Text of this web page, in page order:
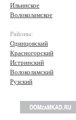
Ильинское
Волоколамское
Районы:
Одинцовский
Красногорский
Истринский
Волоколамский
Рузский